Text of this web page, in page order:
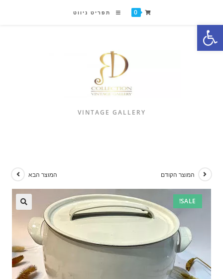
פתח סרגל נגישות
0 תפריט ניווט
VINTAGE GALLERY
SALE!
המוצר הקודם המוצר הבא